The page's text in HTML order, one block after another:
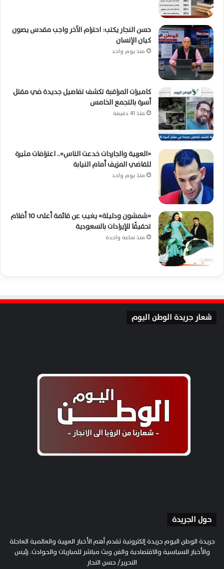
حسن النجار يكتب: احترام الآخر واجب مقدس يصون
كيان الإنسان
منذ يوم واحد
كاميرات المراقبة تكشف تفاصيل جديدة في مقتل
أسرة بالتجمع الخامس
منذ 41 دقيقة
«العربية والجاردات خدعت الناس».. اعترافات مثيرة
للقاضي المزيف أمام النيابة
منذ يوم واحد
«شمشون ودليلة» يغيب عن قائمة أعلى 10 أفلام
تحقيقًا للإيرادات بالسعودية
منذ ساعة واحدة
شعار جريدة الوطن اليوم
حول الجريدة
جريدة الوطن اليوم جريدة إلكترونية تقدم أهم الأخبار العربية والعالمية العاجلة
والأخبار السياسية والاقتصادية والفن وبث مباشر للمباريات والحوادث. رئيس
التحرير/ حسن النجار